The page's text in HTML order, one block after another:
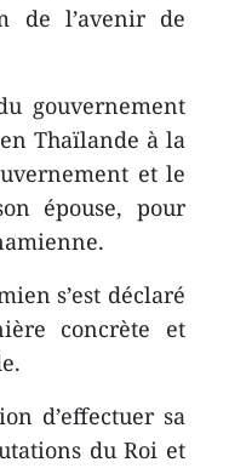
de l’avenir de
gouvernement
Thaïlande à la
et le
épouse, pour
s’est déclaré
concrète et
d’effectuer sa
du Roi et